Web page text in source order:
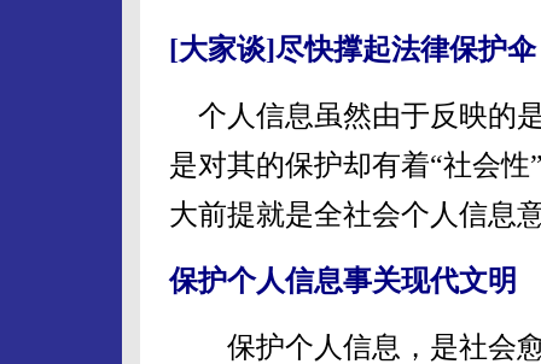
[大家谈]尽快撑起法律保护伞
个人信息虽然由于反映的
是对其的保护却有着“社会
大前提就是全社会个人信息
保护个人信息事关现代文明
保护个人信息，是社会愈